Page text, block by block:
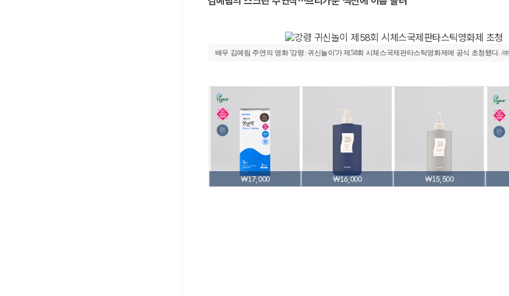
배우 김예림 주연의 영화 '강령: 귀신놀이'가 제58회 시체스국제판타스틱영화제에 공식 초청됐다. /
₩17,000 ₩16,000 ₩15,500